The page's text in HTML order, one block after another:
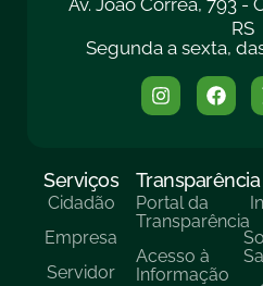
Av. João Corrêa, 793 -
RS
Segunda a sexta,
Serviços
Cidadão
Empresa
Servidor
Transparência
Portal da
Transparência
Acesso à
Informação